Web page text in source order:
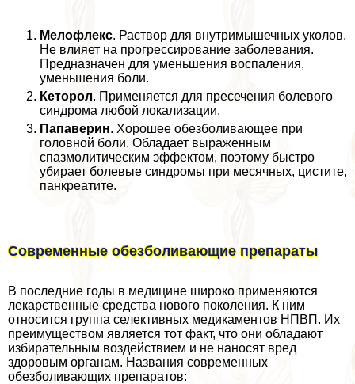
Мелофлекс. Раствор для внутримышечных уколов.
Не влияет на прогрессирование заболевания.
Предназначен для уменьшения воспаления,
уменьшения боли.
Кеторол. Применяется для пресечения болевого
синдрома любой локализации.
Папаверин. Хорошее обезболивающее при
головной боли. Обладает выраженным
спазмолитическим эффектом, поэтому быстро
убирает болевые синдромы при мecячных, цистите,
панкреатите.
Современные обезболивающие препараты
В последние годы в медицине широко применяются
лекарственные средства нового поколения. К ним
относится группа селективных медикаментов НПВП. Их
преимуществом является тот факт, что они обладают
избирательным воздействием и не наносят вред
здоровым органам. Названия современных
обезболивающих препаратов: